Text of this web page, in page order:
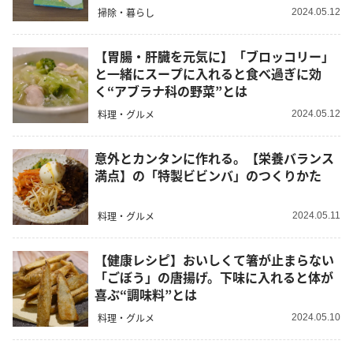
掃除・暮らし 2024.05.12
【胃腸・肝臓を元気に】「ブロッコリー」
と一緒にスープに入れると食べ過ぎに効
く“アブラナ科の野菜”とは
料理・グルメ 2024.05.12
意外とカンタンに作れる。【栄養バランス
満点】の「特製ビビンバ」のつくりかた
料理・グルメ 2024.05.11
【健康レシピ】おいしくて箸が止まらない
「ごぼう」の唐揚げ。下味に入れると体が
喜ぶ“調味料”とは
料理・グルメ 2024.05.10